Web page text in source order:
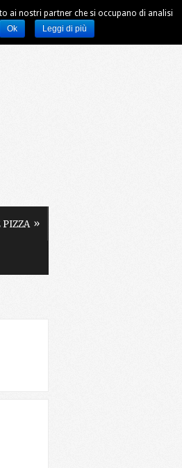
PIZZA »
ai nostri partner che si occupano di analisi
Ok Leggi di più